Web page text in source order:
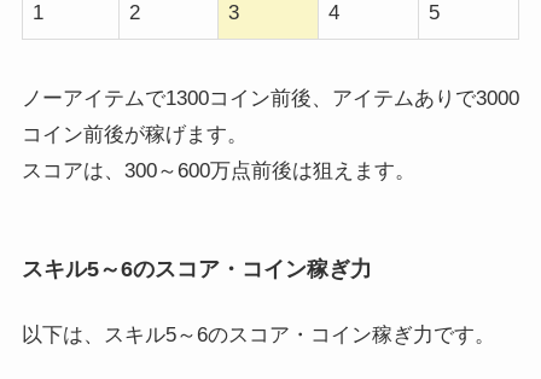
1 2 3 4 5
ノーアイテムで1300コイン前後、アイテムありで3000
コイン前後が稼げます。
スコアは、300～600万点前後は狙えます。
スキル5～6のスコア・コイン稼ぎ力
以下は、スキル5～6のスコア・コイン稼ぎ力です。